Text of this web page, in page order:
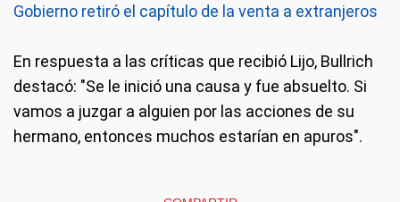
Gobierno retiró el capítulo de la venta a extranjeros
En respuesta a las críticas que recibió Lijo, Bullrich
destacó: "Se le inició una causa y fue absuelto. Si
vamos a juzgar a alguien por las acciones de su
hermano, entonces muchos estarían en apuros".